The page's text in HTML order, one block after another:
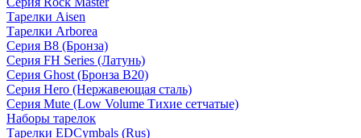
Тарелки Aisen
Тарелки Arborea
Серия B8 (Бронза)
Серия FH Series (Латунь)
Серия Ghost (Бронза B20)
Серия Hero (Нержавеющая сталь)
Серия Mute (Low Volume Тихие сетчатые)
Наборы тарелок
Тарелки EDCymbals (Rus)